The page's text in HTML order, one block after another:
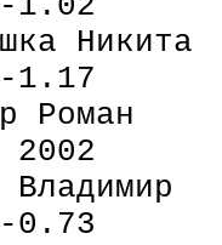
1.17
0.73